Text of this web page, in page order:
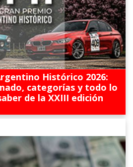
Histórico 2026:
categorías y todo lo
de la XXIII edición